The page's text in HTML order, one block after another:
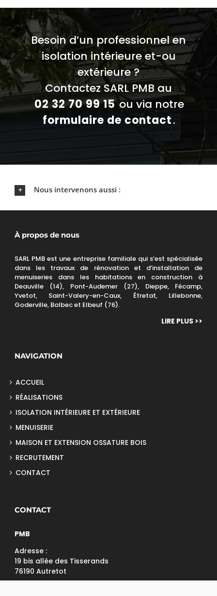
Besoin d’un professionnel en
isolation intérieure et-ou
extérieure ?
Contactez SARL PMB au
02 32 70 99 15ou via notre
formulaire de contact.
Nous intervenons aussi :
À propos de nous
SARL PMB est une entreprise familiale qui s’est spécialisée
dans les travaux de rénovation et d’installation de
menuiseries dans les habitations en construction à
Deauville (14), Pont-Audemer (27), Dieppe, Fécamp,
Yvetot, Saint-Valery-en-Caux, Étretat, Lillebonne,
Goderville, Bolbec et Elbeuf (76).
LIRE PLUS >>
NAVIGATION
ACCUEIL
RÉALISATIONS
ISOLATION INTÉRIEURE ET EXTÉRIEURE
MENUISERIE
MAISON ET EXTENSION OSSATURE BOIS
RECRUTEMENT
CONTACT
CONTACT
PMB
Adresse :
19 bis allée des Tisserands
76190 Autretot